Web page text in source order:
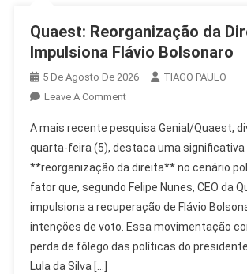
Quaest: Reorganização da
Impulsiona Flávio Bolsonaro
5 De Agosto De 2026
TIAGO PAULO
Leave A CommentOn
Reorganização
Da
Direita
Impulsiona
Flávio
Bolsonaro
A mais recente pesquisa Genial/Quaest,
quarta-feira (5), destaca uma significativa
**reorganização da direita** no cenário
fator que, segundo Felipe Nunes, CEO da
impulsiona a recuperação de Flávio
intenções de voto. Essa movimentação
perda de fôlego das políticas do
Lula da Silva […]